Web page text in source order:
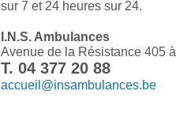
sur 7 et 24 heures sur 24.
I.N.S. Ambulances
Avenue de la Résistance 405
T. 04 377 20 88
accueil@insambulances.be